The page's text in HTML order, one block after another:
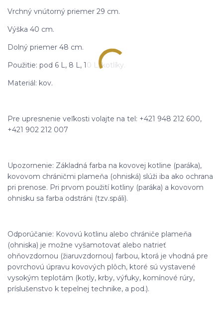
Vrchný vnútorný priemer 29 cm.
Výška 40 cm.
Dolný priemer 48 cm.
Použitie: pod 6 L, 8 L, 10 L, kotlíky.
Materiál: kov.
Pre upresnenie veľkosti volajte na tel: +421 948 212 600,
+421 902 212 007
Upozornenie: Základná farba na kovovej kotline (paráka),
kovovom chráničmi plameňa (ohniská) slúži iba ako ochrana
pri prenose. Pri prvom použití kotliny (paráka) a kovovom
ohnisku sa farba odstráni (tzv.spáli).
Odporúčanie: Kovovú kotlinu alebo chrániče plameňa
(ohniska) je možne vyšamotovať alebo natrieť
ohňovzdornou (žiaruvzdornou) farbou, ktorá je vhodná pre
povrchovú úpravu kovových plôch, ktoré sú vystavené
vysokým teplotám (kotly, krby, výfuky, komínové rúry,
príslušenstvo k tepelnej technike, a pod.).